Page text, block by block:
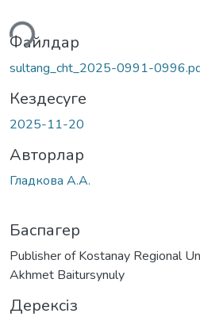
Файлдар
sultang_cht_2025-0991-
Кездесуге
2025-11-20
Авторлар
Гладкова А.А.
Баспагер
Publisher of Kostanay Regional
Akhmet Baitursynuly
Дерексіз